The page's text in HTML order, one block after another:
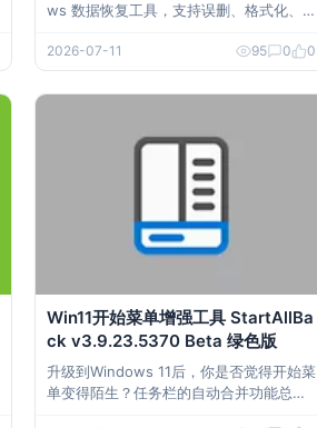
ws 数据恢复工具，支持误删、格式化、
T、APFS 等文件系统，可从硬盘、SSD、
U 盘、SD 卡等各类存储介质恢复文件，
多语便携版免安装、即点即用。 软件下载
2026-07-11 95 0 0
Win11开始菜单增强工具 StartAllBa
ck v3.9.23.5370 Beta 绿色版
升级到Windows 11后，你是否觉得开始菜
单变得陌生？任务栏的自动合并功能总让